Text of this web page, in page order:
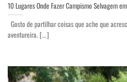
10 Lugares Onde Fazer Campismo Selvagem
Gosto de partilhar coisas que ache que
aventureira. [...]